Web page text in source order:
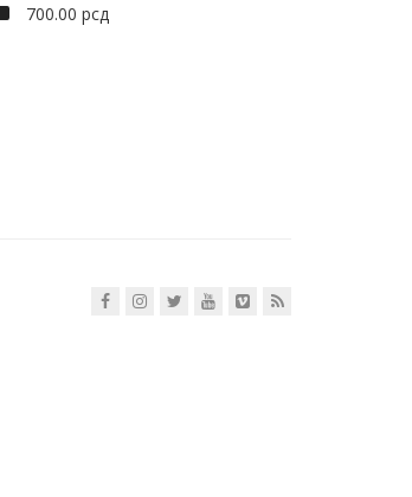
700.00 рсд